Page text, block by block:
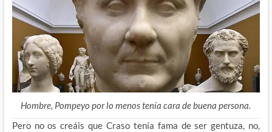
Hombre, Pompeyo por lo menos tenía cara de buena persona.
Pero no os creáis que Craso tenía fama de ser gentuza, no,